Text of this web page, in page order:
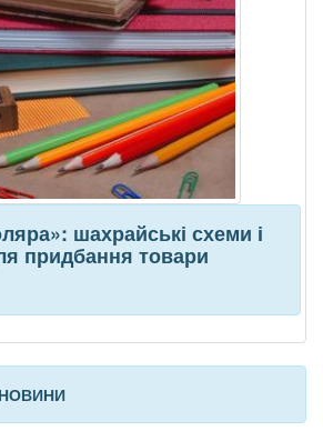
шахрайські схеми і
придбання товари